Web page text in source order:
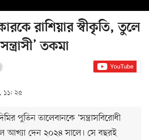
রাশিয়ার স্বীকৃতি, তুলে
তকমা
১১: ২৫
পুতিন তালেবানকে ‘সন্ত্রাসবিরোধী
আখ্যা দেন ২০২৪ সালে। সে বছরই